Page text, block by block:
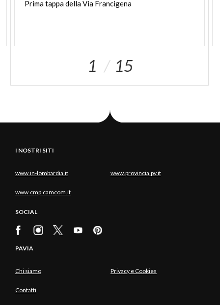
PrimatappadellaVia Francigena
1 15
I NOSTRI SITI
www.in-lombardia.it www.provincia.pv.it
www.cmp.camcom.it
SOCIAL
PAVIA
Chi siamo Privacy e Cookies
Contatti